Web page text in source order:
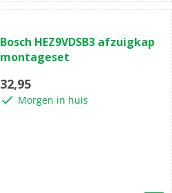
Bosch HEZ9VDSB3 afzuigkap
montageset
32,95
Morgen in huis